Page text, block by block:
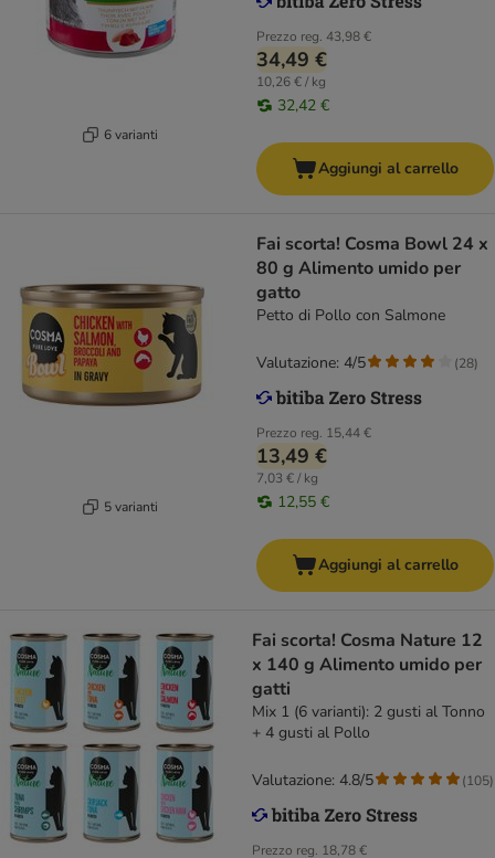
6 varianti
Prezzo reg. 43,98 €
34,49 €
10,26 € / kg
32,42 €
Aggiungi al carrello
5 varianti
Fai scorta! Cosma Bowl 24 x
80 g Alimento umido per
gatto
Petto di Pollo con Salmone
Prezzo reg. 15,44 €
13,49 €
7,03 € / kg
12,55 €
Valutazione: 4/5 (28)
Aggiungi al carrello
Fai scorta! Cosma Nature 12
x 140 g Alimento umido per
gatti
Mix 1 (6 varianti): 2 gusti al Tonno
+ 4 gusti al Pollo
Prezzo reg. 18,78 €
Valutazione: 4.8/5 (105)